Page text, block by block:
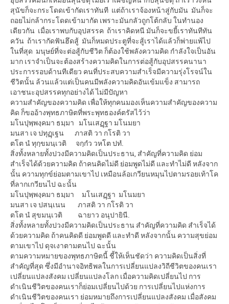
สุนัขก็จะกระโดดเข้ากัดเราทันที แต่ถ้าเราจ้องหน้าสู่กับมัน มันก็จะ
ถอยไม่กล้ากระโดดเข้ามากัด เพราะมันกลัวถูกโต้กลับ ในทำนอง
เดียวกัน เมื่อเราพบกับอุปสรรค ถ้าเราคิดหนี มันก็จะขยี้เราทันทีทัน
ควัน ถ้าเรากัดฟันฮึดสู้ มันก็หมดประตูที่จะสู้เราได้แล้วก็พ่ายแพ้ไป
ในที่สุด มนุษย์ที่จะต่อสู้กับชีวิต ก็ต้องใช้พลังความคิด กำลังใจเป็นอัน
มาก เราจำเป็นจะต้องสร้างความคิดในการต่อสู้กับอุปสรรคนานา
ประการรอบด้านทีเดียว คนที่ประสบความสำเร็จมีความรุ่งโรจน์ใน
ชีวิตนั้น ล้วนแล้วแต่เป็นคนมีพลังความคิดอันเข้มแข็ง สามารถ
เอาชนะอุปสรรคทุกอย่างได้ ไม่มีปัญหา
ความสำคัญของความคิด เพื่อให้ทุกคนมองเห็นความสำคัญของความ
คิด ก็ขออ้างพุทธภาษิตที่พระพุทธองค์ตรัสไว้ว่า
มโนปุพฺพงฺคมา ธมฺมา มโนเสฏฺฐา มโนมยา
มนสา เจ ปทุฏฺเฐน ภาสติ วา กโรติ วา
ตโต นํ ทุกฺขมนฺเวติ จกฺกํว วหโต ปทํ.
สิ่งทั้งหลายทั้งปวงมีความคิดเป็นประธาน, สำคัญที่ความคิด ย่อม
สำเร็จได้ด้วยความคิด ถ้าคนคิดไม่ดี ย่อมพูดไม่ดี และทำไม่ดี หลังจาก
นั้น ความทุกข์ย่อมตามเขาไป เหมือนล้อเกวียนหมุนไปตามรอยเท้าโค
ที่ลากเกวียนไป ฉะนั้น
มโนปุพฺพงฺคมา ธมฺมา มโนเสฏฺฐา มโนมยา
มนสา เจ ปสนฺเนน ภาสติ วา กโรติ วา
ตโต นํ สุขมนฺเวติ ฉายาว อนุปายินี.
สิ่งทั้งหลายทั้งปวงมีความคิดเป็นประธาน สำคัญที่ความคิด สำเร็จได้
ด้วยความคิด ถ้าคนคิดดี ย่อมพูดดี และทำดี หลังจากนั้น ความสุขย่อม
ตามเขาไป ดุจเงาตามตนไป ฉะนั้น
ตามความหมายของพุทธภาษิตนี้ ชี้ให้เห็นชัดว่า ความคิดเป็นสิ่งที่
สำคัญที่สุด ซึ่งมีอำนาจอิทธิพลในการเปลี่ยนแปลงวิถีชีวิตของคนเรา
เปลี่ยนแปลงสังคม เปลี่ยนแปลงโลก เมื่อความคิดเปลี่ยนไป การ
ดำเนินชีวิตของคนเราก็ย่อมเปลี่ยนไปด้วย การเปลี่ยนไปแห่งการ
ดำเนินชีวิตของคนเรา ย่อมหมายถึงการเปลี่ยนแปลงสังคม เมื่อสังคม